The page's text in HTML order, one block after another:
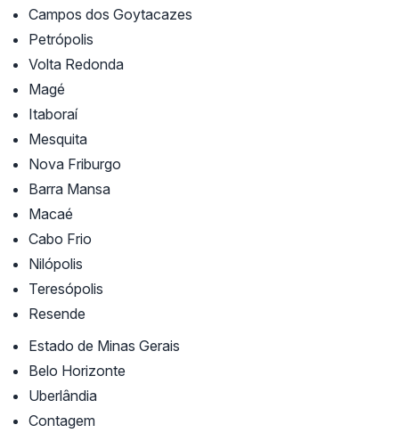
Campos dos Goytacazes
Petrópolis
Volta Redonda
Magé
Itaboraí
Mesquita
Nova Friburgo
Barra Mansa
Macaé
Cabo Frio
Nilópolis
Teresópolis
Resende
Estado de Minas Gerais
Belo Horizonte
Uberlândia
Contagem